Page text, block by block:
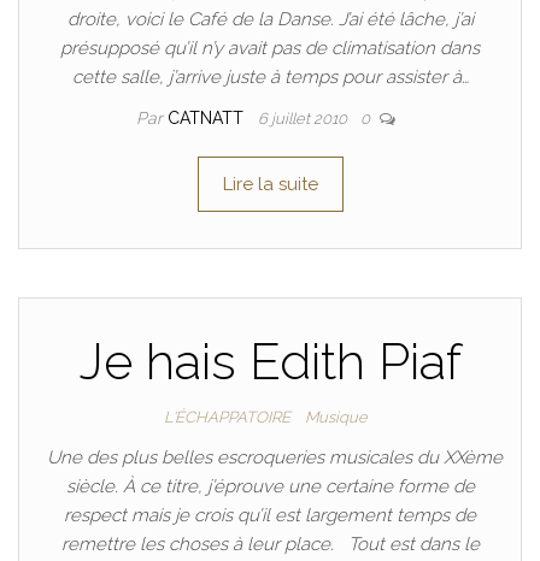
droite, voici le Café de la Danse. J’ai été lâche, j’ai
présupposé qu’il n’y avait pas de climatisation dans
cette salle, j’arrive juste à temps pour assister à…
Par CATNATT 6 juillet 2010 0
Lire la suite
Je hais Edith Piaf
L'ÉCHAPPATOIRE Musique
Une des plus belles escroqueries musicales du XXème
siècle. À ce titre, j’éprouve une certaine forme de
respect mais je crois qu’il est largement temps de
remettre les choses à leur place. Tout est dans le